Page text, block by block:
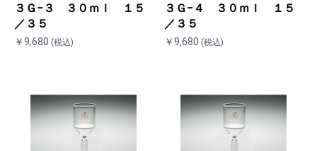
３Ｇ−３ ３０ｍｌ １５
／３５
￥9,680 (税込)
３Ｇ−４ ３０ｍｌ １５
／３５
￥9,680 (税込)